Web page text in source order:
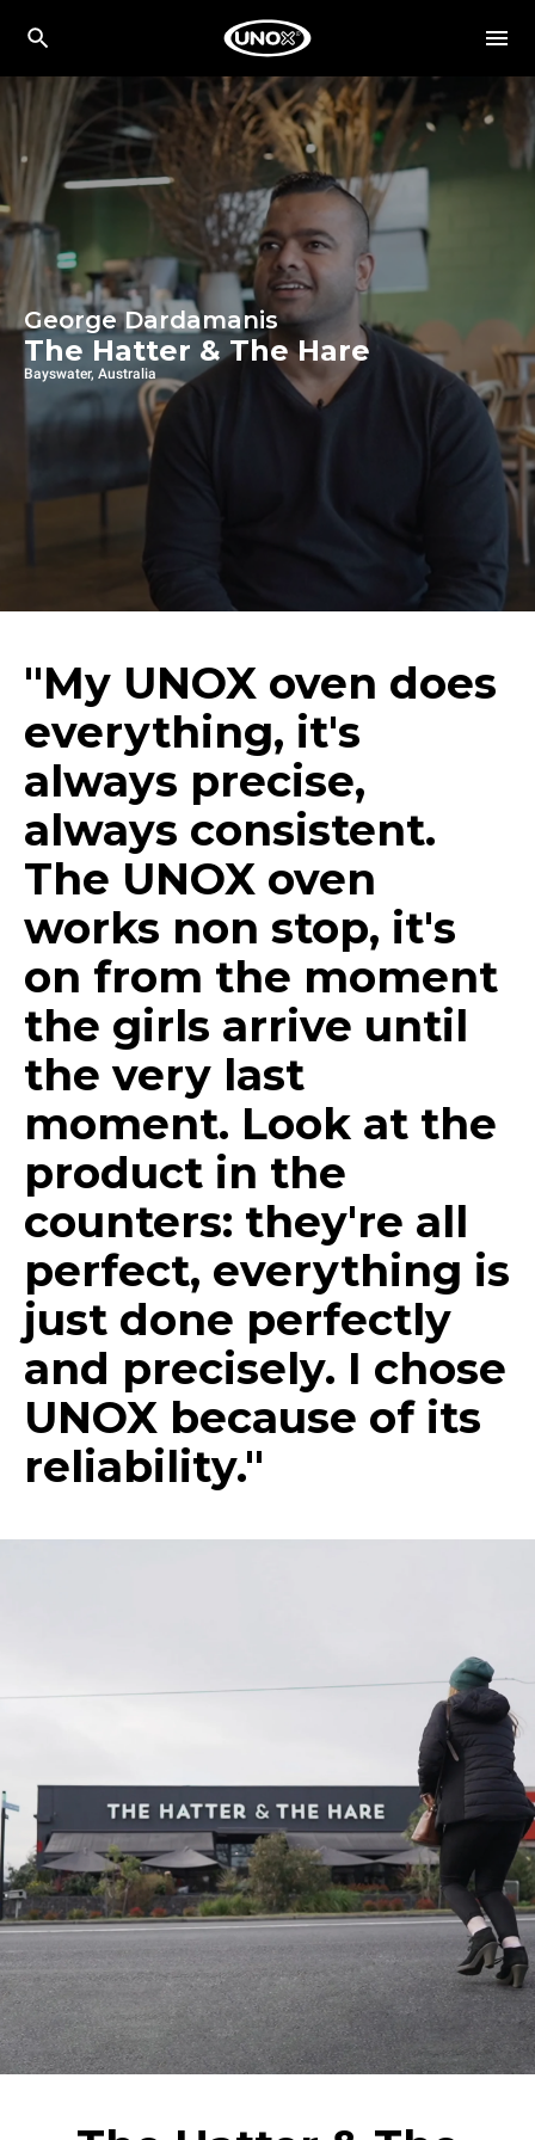
George Dardamanis
The Hatter & The Hare
Bayswater, Australia
"My UNOX oven does
everything, it's
always precise,
always consistent.
The UNOX oven
works non stop, it's
on from the moment
the girls arrive until
the very last
moment. Look at the
product in the
counters: they're all
perfect, everything is
just done perfectly
and precisely. I chose
UNOX because of its
reliability."